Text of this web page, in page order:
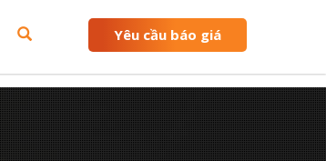
Yêu cầu báo giá